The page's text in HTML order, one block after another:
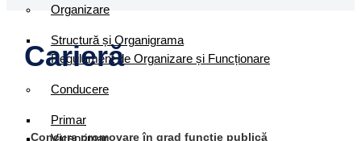
Organizare
Structură și Organigrama
Regulament de Organizare și Funcționare
Conducere
Primar
Carieră
Concurs promovare în grad funcție publică